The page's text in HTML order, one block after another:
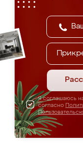
Я соглашаюсь
согласно